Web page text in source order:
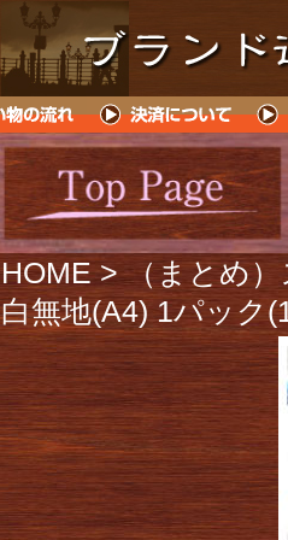
HOME > （まとめ
白無地(A4) 1パック